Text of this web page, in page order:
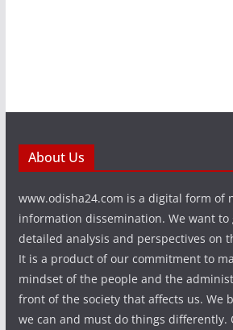
About Us
www.odisha24.com is a digital form of
information dissemination. We want to
detailed analysis and perspectives on
It is a product of our commitment to
mindset of the people and the
front of the society that affects us. We
we can and must do things differently.